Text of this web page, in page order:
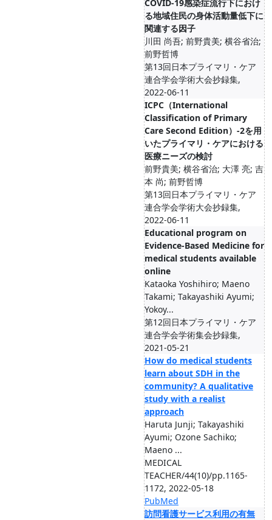
COVID-19感染症流行下におけ
る地域住民の身体活動量低下に
関連する因子
川田 尚吾; 前野貴美; 横谷省治;
前野哲博
第13回日本プライマリ・ケア
連合学会学術大会抄録集,
2022-06-11
ICPC（International
Classification of Primary
Care Second Edition）-2を用
いたプライマリ・ケアにおける
医療ニーズの検討
前野貴美; 横谷省治; 大澤 亮; 吉
本 尚; 前野哲博
第13回日本プライマリ・ケア
連合学会学術大会抄録集,
2022-06-11
Educational program on
Evidence-Based Medicine for
medical students available
online
Kataoka Yoshihiro; Maeno
Takami; Takayashiki Ayumi;
Yokoy...
第12回日本プライマリ・ケア
連合学会学術集会抄録集,
2021-05-21
How do medical students
learn about SDH in the
community? A qualitative
study with a realist
approach
Haruta Junji; Takayashiki
Ayumi; Ozone Sachiko;
Maeno ...
MEDICAL
TEACHER/44(10)/pp.1165-
1172, 2022-05-18
PubMed
訪問看護サービス利用の有無